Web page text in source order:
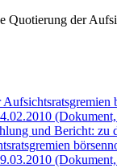
der
und Bericht: